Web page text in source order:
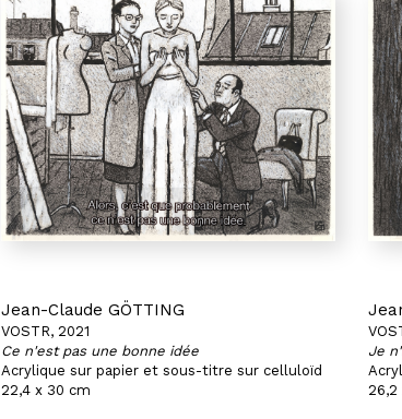
Jean-Claude GÖTTING
VOSTR, 2021
Ce n'est pas une bonne idée
Acrylique sur papier et sous-titre sur celluloïd
22,4 x 30 cm
Je
26,2